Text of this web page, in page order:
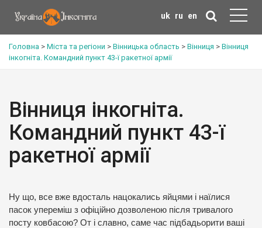
uk ru en
Головна > Міста та регіони > Вінницька область > Вінниця > Вінниця
інкогніта. Командний пункт 43-ї ракетної армії
Вінниця інкогніта.
Командний пункт 43-ї
ракетної армії
Ну що, все вже вдосталь нацокались яйцями і наїлися
пасок упереміш з офіційно дозволеною після тривалого
посту ковбасою? От і славно, саме час підбадьорити ваші